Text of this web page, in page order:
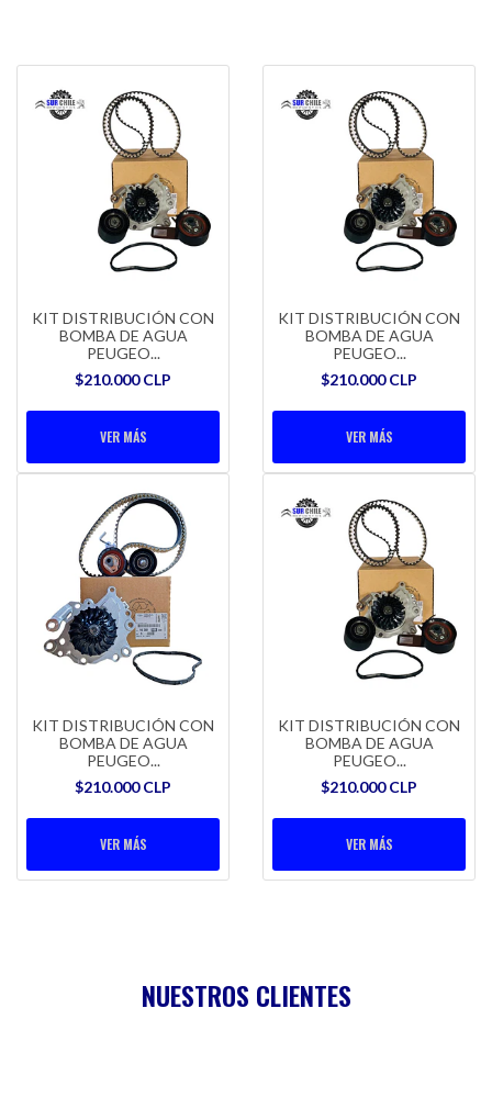
KIT DISTRIBUCIÓN CON
BOMBA DE AGUA
PEUGEO...
$210.000 CLP
VER MÁS
KIT DISTRIBUCIÓN CON
BOMBA DE AGUA
PEUGEO...
$210.000 CLP
VER MÁS
KIT DISTRIBUCIÓN CON
BOMBA DE AGUA
PEUGEO...
$210.000 CLP
VER MÁS
KIT DISTRIBUCIÓN CON
BOMBA DE AGUA
PEUGEO...
$210.000 CLP
VER MÁS
NUESTROS CLIENTES